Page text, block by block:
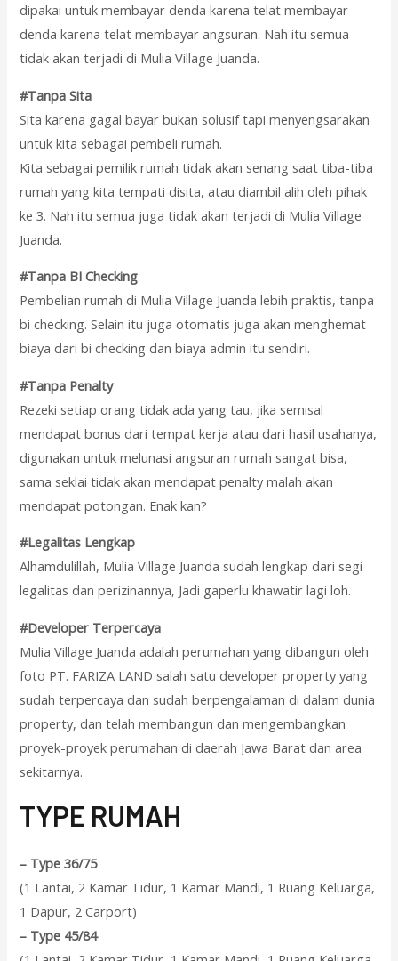
dipakai untuk membayar denda karena telat membayar
denda karena telat membayar angsuran. Nah itu semua
tidak akan terjadi di Mulia Village Juanda.
#Tanpa Sita
Sita karena gagal bayar bukan solusif tapi menyengsarakan
untuk kita sebagai pembeli rumah.
Kita sebagai pemilik rumah tidak akan senang saat tiba-tiba
rumah yang kita tempati disita, atau diambil alih oleh pihak
ke 3. Nah itu semua juga tidak akan terjadi di Mulia Village
Juanda.
#Tanpa BI Checking
Pembelian rumah di Mulia Village Juanda lebih praktis, tanpa
bi checking. Selain itu juga otomatis juga akan menghemat
biaya dari bi checking dan biaya admin itu sendiri.
#Tanpa Penalty
Rezeki setiap orang tidak ada yang tau, jika semisal
mendapat bonus dari tempat kerja atau dari hasil usahanya,
digunakan untuk melunasi angsuran rumah sangat bisa,
sama seklai tidak akan mendapat penalty malah akan
mendapat potongan. Enak kan?
#Legalitas Lengkap
Alhamdulillah, Mulia Village Juanda sudah lengkap dari segi
legalitas dan perizinannya, Jadi gaperlu khawatir lagi loh.
#Developer Terpercaya
Mulia Village Juanda adalah perumahan yang dibangun oleh
foto PT. FARIZA LAND salah satu developer property yang
sudah terpercaya dan sudah berpengalaman di dalam dunia
property, dan telah membangun dan mengembangkan
proyek-proyek perumahan di daerah Jawa Barat dan area
sekitarnya.
TYPE RUMAH
– Type 36/75
(1 Lantai, 2 Kamar Tidur, 1 Kamar Mandi, 1 Ruang Keluarga,
1 Dapur, 2 Carport)
– Type 45/84